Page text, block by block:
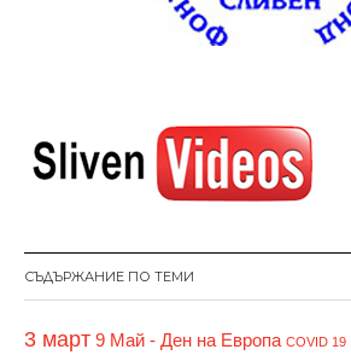
СЪДЪРЖАНИЕ ПО ТЕМИ
3 март 9 Май - Ден на Европа COVID 19